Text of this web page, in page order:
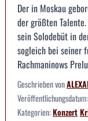
Der in Moskau
der größten
sein Solodebüt in
sogleich bei seiner
Rachmaninows
Geschrieben von
Veröffentlichungsdatum:
Kategorien:Konzert